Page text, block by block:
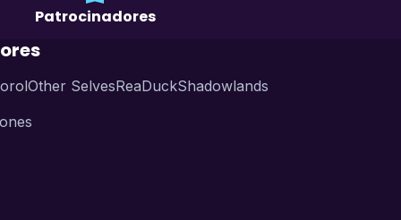
Patrocinadores
Other SelvesReaDuckShadowlands